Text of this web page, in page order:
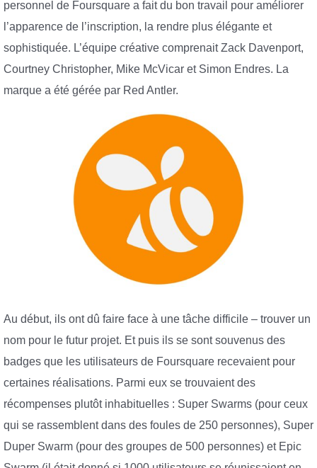
personnel de Foursquare a fait du bon travail pour améliorer
l’apparence de l’inscription, la rendre plus élégante et
sophistiquée. L’équipe créative comprenait Zack Davenport,
Courtney Christopher, Mike McVicar et Simon Endres. La
marque a été gérée par Red Antler.
Au début, ils ont dû faire face à une tâche difficile – trouver un
nom pour le futur projet. Et puis ils se sont souvenus des
badges que les utilisateurs de Foursquare recevaient pour
certaines réalisations. Parmi eux se trouvaient des
récompenses plutôt inhabituelles : Super Swarms (pour ceux
qui se rassemblent dans des foules de 250 personnes), Super
Duper Swarm (pour des groupes de 500 personnes) et Epic